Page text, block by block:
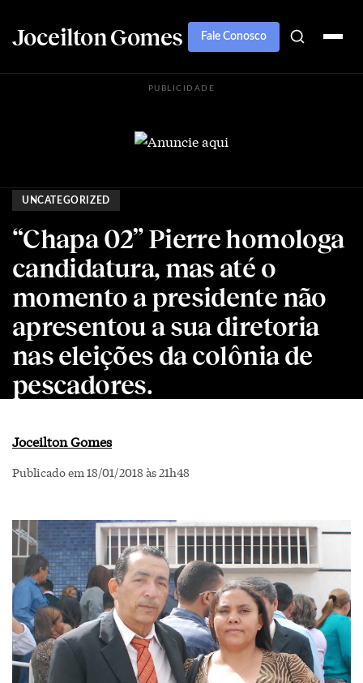
Joceilton Gomes Fale Conosco
PUBLICIDADE
UNCATEGORIZED
“Chapa 02” Pierre homologa
candidatura, mas até o
momento a presidente não
apresentou a sua diretoria
nas eleições da colônia de
pescadores.
Joceilton Gomes
Publicado em 18/01/2018 às 21h48